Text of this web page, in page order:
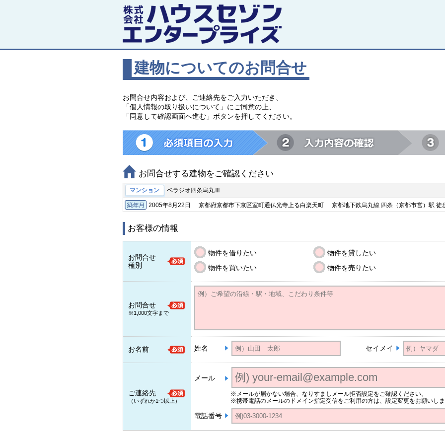
建物についてのお問合せ
お問合せ内容および、ご連絡先をご入力いただき、
「個人情報の取り扱いについて」にご同意の上、
「同意して確認画面へ進む」ボタンを押してください。
お問合せする建物をご確認ください
マンション ベラジオ四条烏丸Ⅲ
築年月
2005年8月22日 京都府京都市下京区室町通仏光寺上る白楽天町 京都地下鉄烏丸線 四条（京都市営）駅 徒
お客様の情報
お問合せ
種別
物件を借りたい
物件を貸したい
物件を買いたい
物件を売りたい
お問合せ
※1,000文字まで
お名前 姓名 セイメイ
ご連絡先
（いずれか1つ以上）
メール
※メールが届かない場合、なりすましメール拒否設定をご確認ください。
※携帯電話のメールのドメイン指定受信をご利用の方は、設定変更をお願いし
電話番号